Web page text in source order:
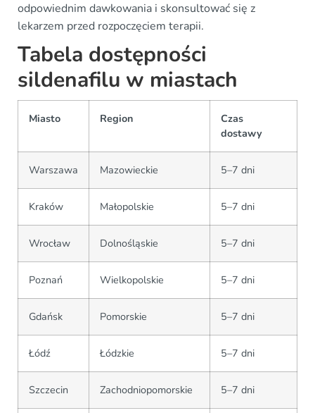
odpowiednim dawkowania i skonsultować się z
lekarzem przed rozpoczęciem terapii.
Tabela dostępności
sildenafilu w miastach
Miasto Region
Czas
dostawy
Warszawa Mazowieckie 5–7 dni
Kraków Małopolskie 5–7 dni
Wrocław Dolnośląskie 5–7 dni
Poznań Wielkopolskie 5–7 dni
Gdańsk Pomorskie 5–7 dni
Łódź Łódzkie 5–7 dni
Szczecin Zachodniopomorskie 5–7 dni